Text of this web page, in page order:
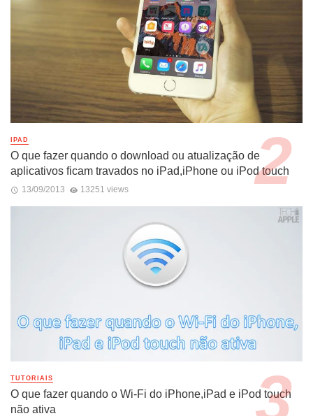
IPAD
O que fazer quando o download ou atualização de
aplicativos ficam travados no iPad,iPhone ou iPod touch
13/09/2013 13251 views
TUTORIAIS
O que fazer quando o Wi-Fi do iPhone,iPad e iPod touch
não ativa